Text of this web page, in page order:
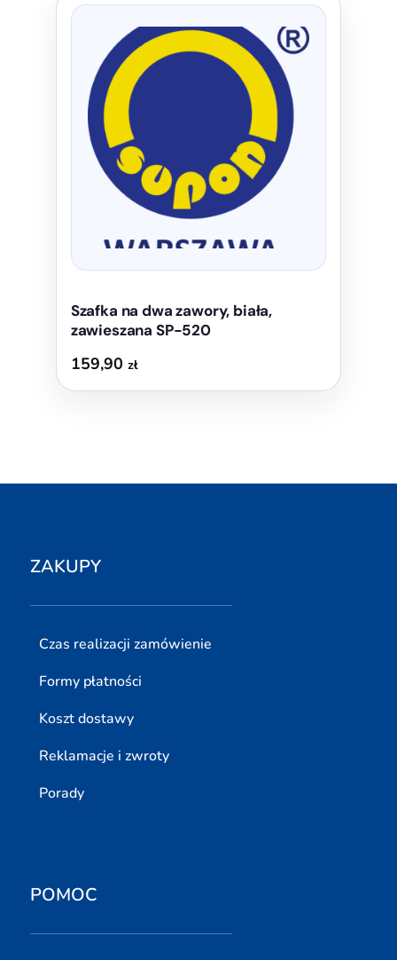
Szafka na dwa zawory, biała,
zawieszana SP-520
159,90 zł
ZAKUPY
Czas realizacji zamówienie
Formy płatności
Koszt dostawy
Reklamacje i zwroty
Porady
POMOC